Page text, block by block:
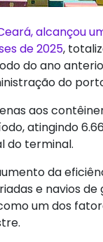
alcançou
de 2025,
do ano
do
aos
atingindo
do terminal.
da
e navios
um dos